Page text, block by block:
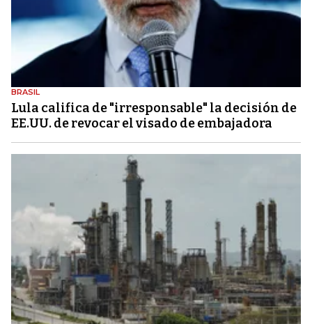
BRASIL
Lula califica de "irresponsable" la decisión de
EE.UU. de revocar el visado de embajadora